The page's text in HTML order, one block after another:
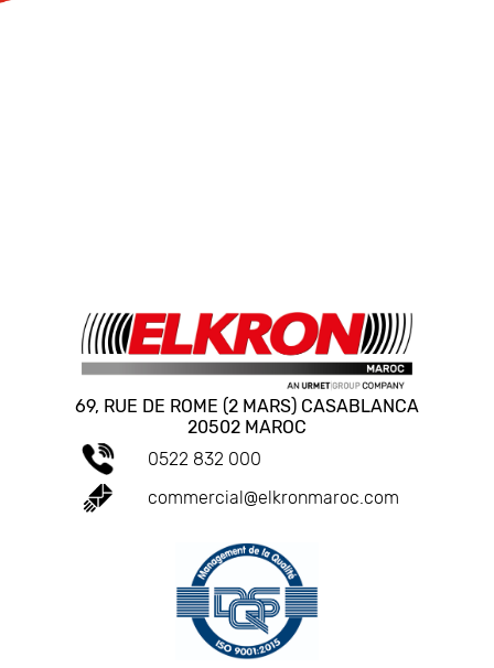
69, RUE DE ROME (2 MARS) CASABLANCA
20502 MAROC
0522 832 000
commercial@elkronmaroc.com